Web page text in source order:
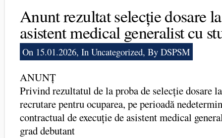
Anunt rezultat selecție dosare
asistent medical generalist cu
On 15.01.2026, In Uncategorized, By DSPSM
ANUNȚ
Privind rezultatul de la proba de selecție dosare
recrutare pentru ocuparea, pe perioadă
contractual de execuție de asistent medical
grad debutant